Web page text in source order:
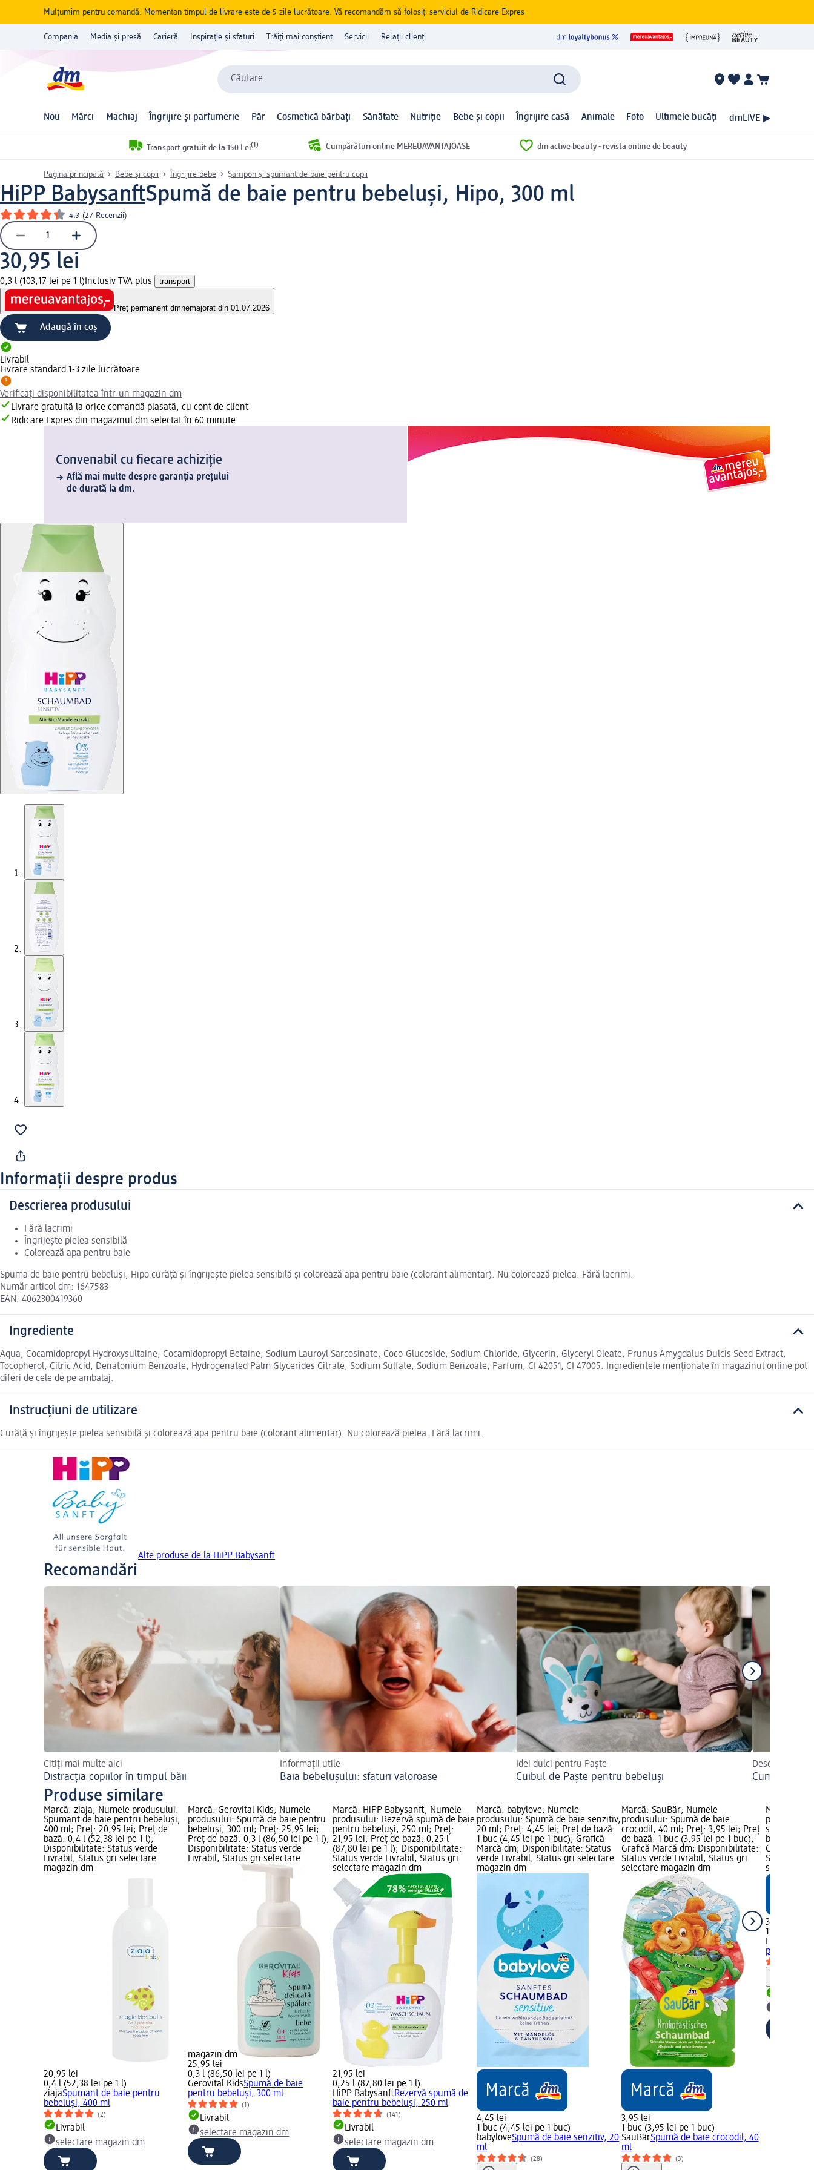
Mulțumim pentru comandă. Momentan timpul de livrare este de 5 zile lucrătoare. Vă recomandăm să folosiți serviciul de Ridicare Expres
Compania Media și presă Carieră Inspirație și sfaturi Trăiți mai conștient Servicii Relații clienți
Căutare
Nou Mărci Machiaj Îngrijire și parfumerie Păr Cosmetică bărbați Sănătate Nutriție Bebe și copii Îngrijire casă Animale Foto Ultimele bucăți dmLIVE ▶
Transport gratuit de la 150 Lei(1) Cumpărături online MEREUAVANTAJOASE dm active beauty - revista online de beauty
Pagina principală Bebe și copii Îngrijire bebe Șampon și spumant de baie pentru copii
HiPP BabysanftSpumă de baie pentru bebeluși, Hipo, 300 ml
4.3 (27 Recenzii)
30,95 lei
0,3 l (103,17 lei pe 1 l) Inclusiv TVA plus transport
Preț permanent dmnemajorat din 01.07.2026
Adaugă în coș
Livrabil
Livrare standard 1-3 zile lucrătoare
Verificați disponibilitatea într-un magazin dm
Livrare gratuită la orice comandă plasată, cu cont de client
Ridicare Expres din magazinul dm selectat în 60 minute.
Convenabil cu fiecare achiziție
Află mai multe despre garanția prețului
de durată la dm.
Informații despre produs
Descrierea produsului
Fără lacrimi
Îngrijește pielea sensibilă
Colorează apa pentru baie
Spuma de baie pentru bebeluși, Hipo curăță și îngrijește pielea sensibilă și colorează apa pentru baie (colorant alimentar). Nu colorează pielea. Fără lacrimi.
Număr articol dm: 1647583
EAN: 4062300419360
Ingrediente
Aqua, Cocamidopropyl Hydroxysultaine, Cocamidopropyl Betaine, Sodium Lauroyl Sarcosinate, Coco-Glucoside, Sodium Chloride, Glycerin, Glyceryl Oleate, Prunus Amygdalus Dulcis Seed Extract,
Tocopherol, Citric Acid, Denatonium Benzoate, Hydrogenated Palm Glycerides Citrate, Sodium Sulfate, Sodium Benzoate, Parfum, CI 42051, CI 47005. Ingredientele menționate în magazinul online pot
diferi de cele de pe ambalaj.
Instrucțiuni de utilizare
Curăță și îngrijește pielea sensibilă și colorează apa pentru baie (colorant alimentar). Nu colorează pielea. Fără lacrimi.
Alte produse de la HiPP Babysanft
Recomandări
Citiți mai multe aici
Distracția copiilor în timpul băii
Informații utile
Baia bebelușului: sfaturi valoroase
Idei dulci pentru Paște
Cuibul de Paște pentru bebeluși
Descoperiți de
Cum să
Produse similare
Marcă: ziaja; Numele produsului:
Spumant de baie pentru bebeluși,
400 ml; Preț: 20,95 lei; Preț de
bază: 0,4 l (52,38 lei pe 1 l);
Disponibilitate: Status verde
Livrabil, Status gri selectare
magazin dm
20,95 lei
0,4 l (52,38 lei pe 1 l)
ziajaSpumant de baie pentru
bebeluși, 400 ml
(2)
Livrabil
selectare magazin dm
Marcă: Gerovital Kids; Numele
produsului: Spumă de baie pentru
bebeluși, 300 ml; Preț: 25,95 lei;
Preț de bază: 0,3 l (86,50 lei pe 1 l);
Disponibilitate: Status verde
Livrabil, Status gri selectare
magazin dm
25,95 lei
0,3 l (86,50 lei pe 1 l)
Gerovital KidsSpumă de baie
pentru bebeluși, 300 ml
(1)
Livrabil
selectare magazin dm
Marcă: HiPP Babysanft; Numele
produsului: Rezervă spumă de baie
pentru bebeluși, 250 ml; Preț:
21,95 lei; Preț de bază: 0,25 l
(87,80 lei pe 1 l); Disponibilitate:
Status verde Livrabil, Status gri
selectare magazin dm
21,95 lei
0,25 l (87,80 lei pe 1 l)
HiPP BabysanftRezervă spumă de
baie pentru bebeluși, 250 ml
(141)
Livrabil
selectare magazin dm
Marcă: babylove; Numele
produsului: Spumă de baie senzitiv,
20 ml; Preț: 4,45 lei; Preț de bază:
1 buc (4,45 lei pe 1 buc); Grafică
Marcă dm; Disponibilitate: Status
verde Livrabil, Status gri selectare
magazin dm
4,45 lei
1 buc (4,45 lei pe 1 buc)
babyloveSpumă de baie senzitiv, 20
ml
(28)
Marcă: SauBär; Numele
produsului: Spumă de baie
crocodil, 40 ml; Preț: 3,95 lei; Preț
de bază: 1 buc (3,95 lei pe 1 buc);
Grafică Marcă dm; Disponibilitate:
Status verde Livrabil, Status gri
selectare magazin dm
3,95 lei
1 buc (3,95 lei pe 1 buc)
SauBärSpumă de baie crocodil, 40
ml
(3)
Marcă:
produsului:
somn, 20
bază: 1
Grafică
Status
selectare
3,95 lei
1 buc (3,95
pentru